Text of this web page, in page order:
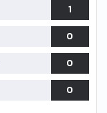
1
0
0
0